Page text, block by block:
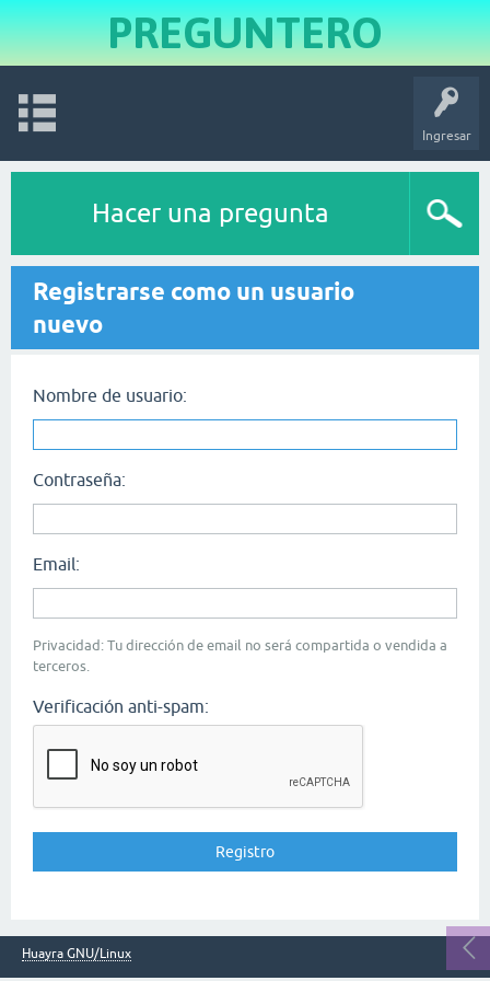
PREGUNTERO
Ingresar
Hacer una pregunta
Registrarse como un usuario
nuevo
Nombre de usuario:
Contraseña:
Email:
Privacidad: Tu dirección de email no será compartida o vendida a
terceros.
Verificación anti-spam:
Huayra GNU/Linux